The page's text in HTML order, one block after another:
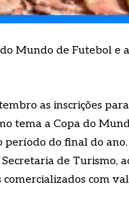
Mundo de Futebol e
as inscrições
tema a Copa do
período do final do
de Turismo,
com